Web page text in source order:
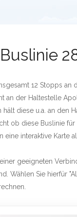
12 Stopps an
an der Haltestelle
diese u.a. an den
ob diese Buslinie für
eine interaktive Karte
geeigneten
Wählen Sie hierfür